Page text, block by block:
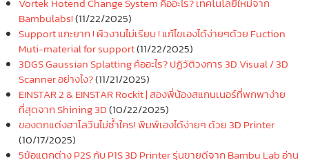
Vortek Hotend Change System คืออะไร? เทคโนโลยีใหม่จาก
Bambulabs!(11/22/2025)
Support แกะยาก ! ผิวงานไม่เรียบ ! แก้ไขเองได้ง่ายๆด้วย Fuction
Muti-material for support(11/22/2025)
3DGS Gaussian Splatting คืออะไร? ปฏิวัติวงการ 3D Visual / 3D
Scanner อย่างไง?(11/21/2025)
EINSTAR 2 & EINSTAR Rockit | สองพี่น้องสแกนเนอร์ที่พกพาง่าย
ที่สุดจาก Shining 3D(10/22/2025)
ของตกแต่งฮาโลวีนไม่ซ้ำใคร! พิมพ์เองได้ง่ายๆ ด้วย 3D Printer
(10/17/2025)
5ข้อแตกต่าง P2S กับ P1S 3D Printer รุ่นขายดีจาก Bambu Lab อ่าน